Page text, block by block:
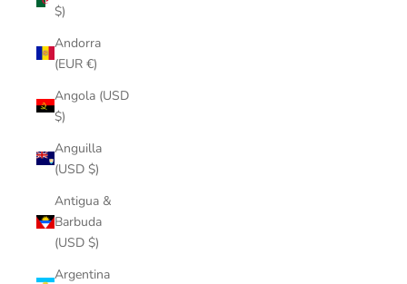
$)
Andorra
(EUR €)
Angola (USD
$)
Anguilla
(USD $)
Antigua &
Barbuda
(USD $)
Argentina